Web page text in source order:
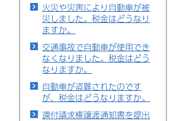
火災や災害により自動車が被
災しました。税金はどうなり
ますか。
交通事故で自動車が使用でき
なくなりました。税金はどう
なりますか。
自動車が盗難されたのです
が、税金はどうなりますか。
還付請求権譲渡通知書を提出